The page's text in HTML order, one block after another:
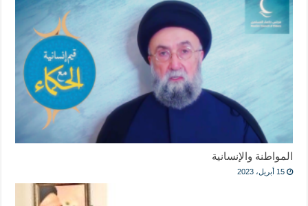
المواطنة والإنسانية
15 أبريل، 2023